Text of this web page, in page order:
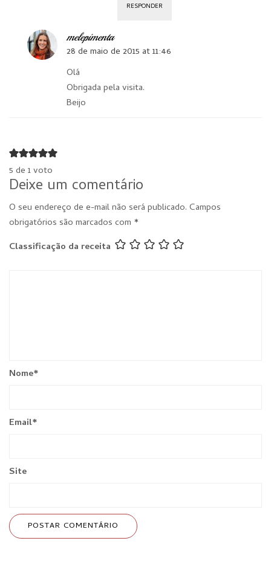
RESPONDER
melepimenta
28 de maio de 2015 at 11:46
Olá
Obrigada pela visita.
Beijo
5 de 1 voto
Deixe um comentário
O seu endereço de e-mail não será publicado. Campos
obrigatórios são marcados com *
Classificação da receita
Nome*
Email*
Site